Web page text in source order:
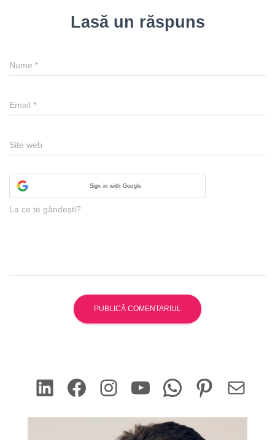
Lasă un răspuns
Nume *
Email *
Site web
Sign in with Google
La ce te gândești?
LinkedIn Facebook Instagram YouTube WhatsApp Pinterest Mail